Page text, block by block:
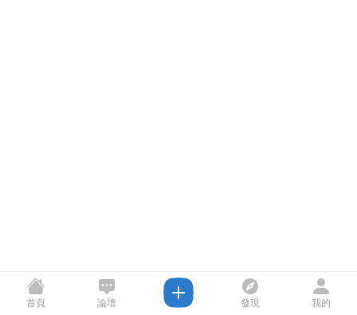
首頁 論壇 發現 我的